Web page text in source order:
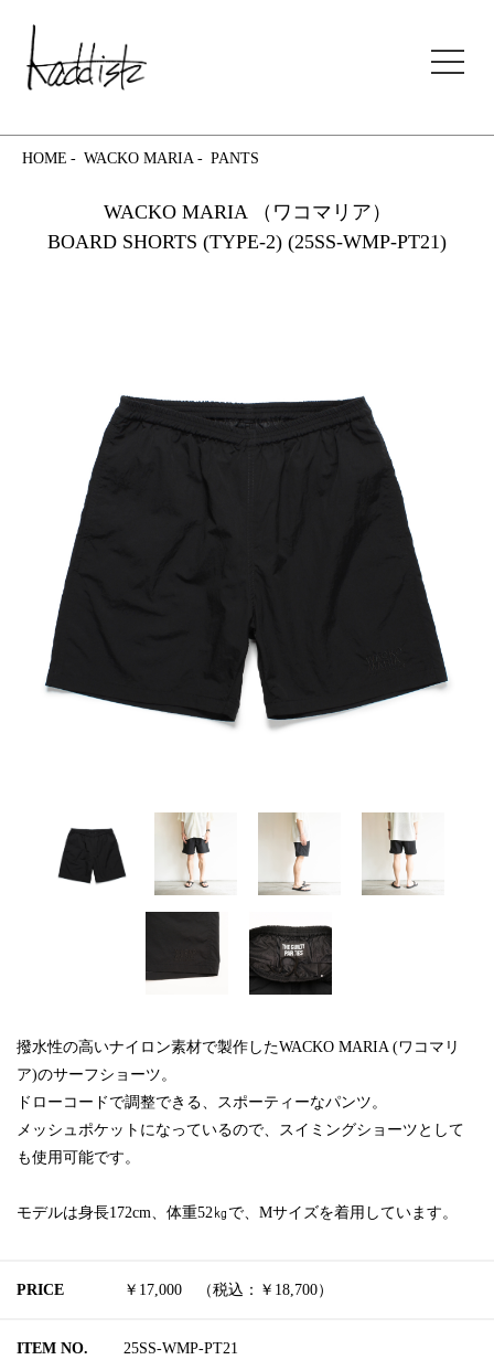
kaddish development store
HOME WACKO MARIA PANTS
WACKO MARIA （ワコマリア）
BOARD SHORTS (TYPE-2) (25SS-WMP-PT21)
撥水性の高いナイロン素材で製作したWACKO MARIA (ワコマリ
ア)のサーフショーツ。
ドローコードで調整できる、スポーティーなパンツ。
メッシュポケットになっているので、スイミングショーツとして
も使用可能です。
モデルは身長172cm、体重52㎏で、Mサイズを着用しています。
PRICE ￥17,000 （税込：￥18,700）
ITEM NO. 25SS-WMP-PT21